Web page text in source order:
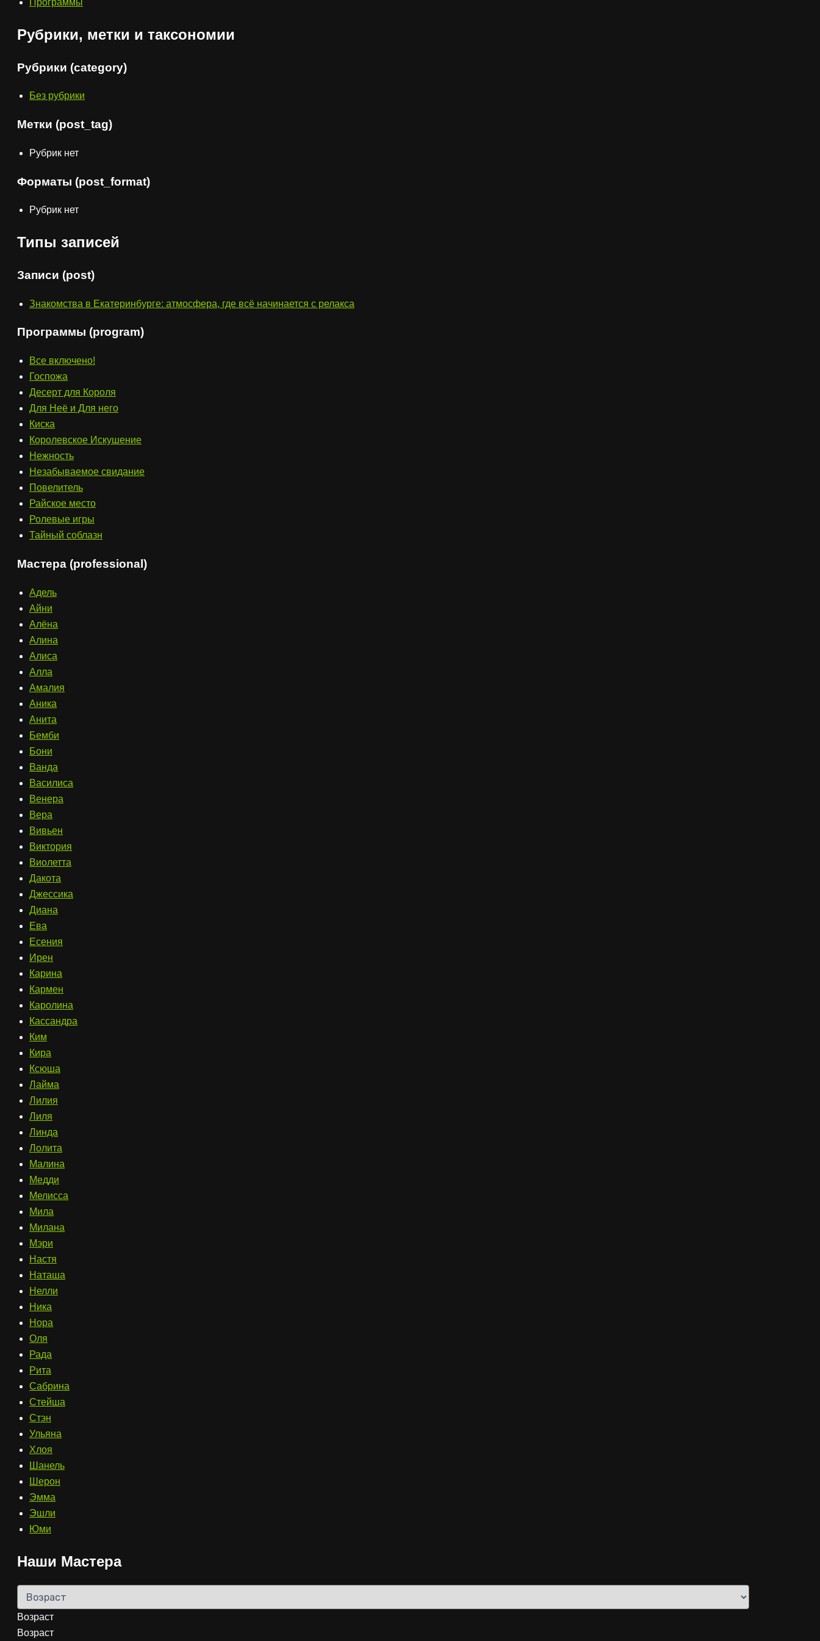
Рубрики, метки и таксономии
Рубрики (category)
Без рубрики
Метки (post_tag)
Рубрик нет
Форматы (post_format)
Рубрик нет
Типы записей
Записи (post)
Знакомства в Екатеринбурге: атмосфера, где всё начинается с релакса
Программы (program)
Все включено!
Госпожа
Десерт для Короля
Для Неё и Для него
Киска
Королевское Искушение
Нежность
Незабываемое свидание
Повелитель
Райское место
Ролевые игры
Тайный соблазн
Мастера (professional)
Адель
Айни
Алёна
Алина
Алиса
Алла
Амалия
Аника
Анита
Бемби
Бони
Ванда
Василиса
Венера
Вера
Вивьен
Виктория
Виолетта
Дакота
Джессика
Диана
Ева
Есения
Ирен
Карина
Кармен
Каролина
Кассандра
Ким
Кира
Ксюша
Лайма
Лилия
Лиля
Линда
Лолита
Малина
Медди
Мелисса
Мила
Милана
Мэри
Настя
Наташа
Нелли
Ника
Нора
Оля
Рада
Рита
Сабрина
Стейша
Стэн
Ульяна
Хлоя
Шанель
Шерон
Эмма
Эшли
Юми
Наши Мастера
Возраст
Возраст